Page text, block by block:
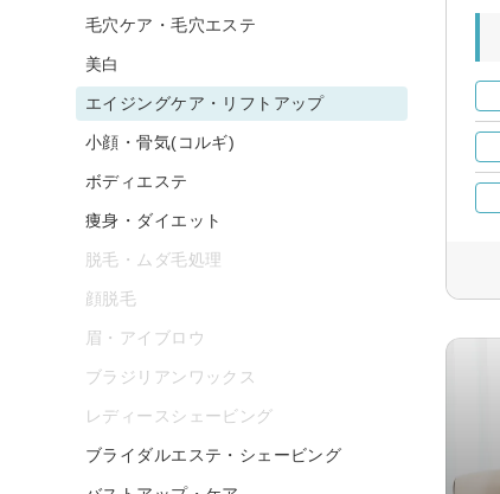
毛穴ケア・毛穴エステ
美白
エイジングケア・リフトアップ
小顔・骨気(コルギ)
ボディエステ
痩身・ダイエット
脱毛・ムダ毛処理
顔脱毛
眉・アイブロウ
ブラジリアンワックス
レディースシェービング
ブライダルエステ・シェービング